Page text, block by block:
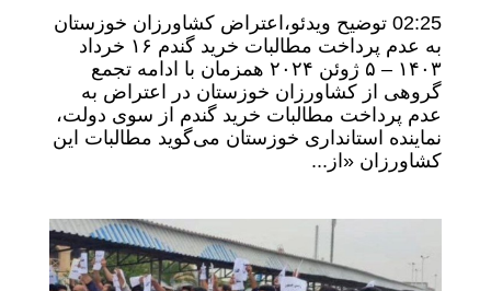
02:25 توضیح ویدئو،اعتراض کشاورزان خوزستان
به عدم پرداخت مطالبات خرید گندم ۱۶ خرداد
۱۴۰۳ – ۵ ژوئن ۲۰۲۴ همزمان با ادامه تجمع
گروهی از کشاورزان خوزستان در اعتراض به
عدم پرداخت مطالبات خرید گندم از سوی دولت،
نماینده استانداری خوزستان می‌گوید مطالبات این
کشاورزان «از...